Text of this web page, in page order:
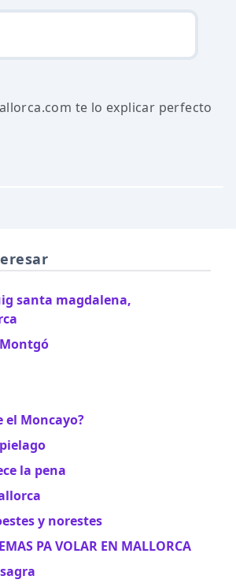
te lo explicar perfecto
santa magdalena,
el Moncayo?
la pena
y norestes
PA VOLAR EN MALLORCA